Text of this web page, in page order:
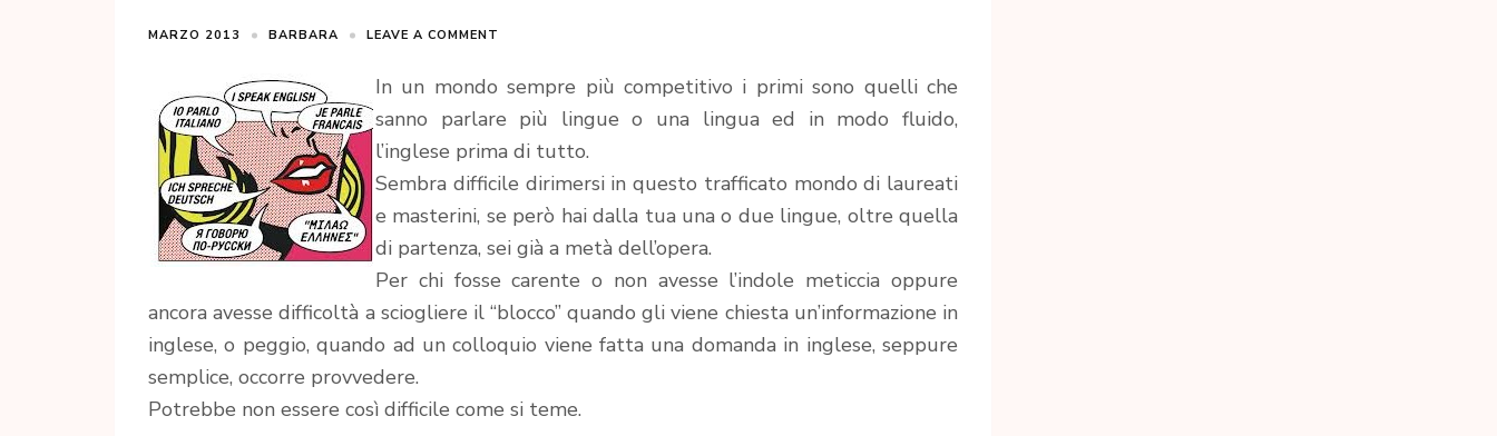
MARZO 2013 BARBARA LEAVE A COMMENT
In un mondo sempre più competitivo i primi sono quelli che
sanno parlare più lingue o una lingua ed in modo fluido,
l’inglese prima di tutto.
Sembra difficile dirimersi in questo trafficato mondo di laureati
e masterini, se però hai dalla tua una o due lingue, oltre quella
di partenza, sei già a metà dell’opera.
Per chi fosse carente o non avesse l’indole meticcia oppure
ancora avesse difficoltà a sciogliere il “blocco” quando gli viene chiesta un’informazione in
inglese, o peggio, quando ad un colloquio viene fatta una domanda in inglese, seppure
semplice, occorre provvedere.
Potrebbe non essere così difficile come si teme.